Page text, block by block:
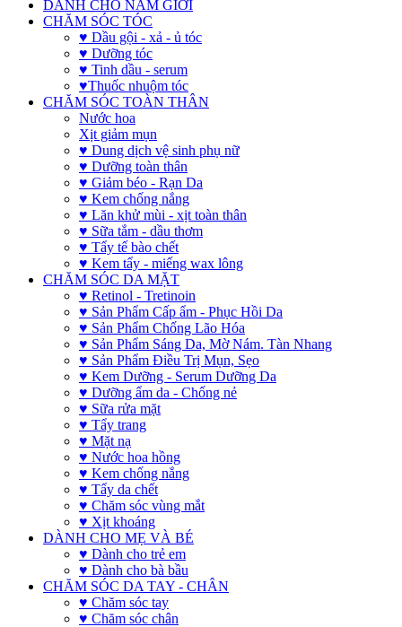
DÀNH CHO NAM GIỚI
CHĂM SÓC TÓC
♥ Dầu gội - xả - ủ tóc
♥ Dưỡng tóc
♥ Tinh dầu - serum
♥Thuốc nhuộm tóc
CHĂM SÓC TOÀN THÂN
Nước hoa
Xịt giảm mụn
♥ Dung dịch vệ sinh phụ nữ
♥ Dưỡng toàn thân
♥ Giảm béo - Rạn Da
♥ Kem chống nắng
♥ Lăn khử mùi - xịt toàn thân
♥ Sữa tắm - dầu thơm
♥ Tẩy tế bào chết
♥ Kem tẩy - miếng wax lông
CHĂM SÓC DA MẶT
♥ Retinol - Tretinoin
♥ Sản Phẩm Cấp ẩm - Phục Hồi Da
♥ Sản Phẩm Chống Lão Hóa
♥ Sản Phẩm Sáng Da, Mờ Nám. Tàn Nhang
♥ Sản Phẩm Điều Trị Mụn, Sẹo
♥ Kem Dưỡng - Serum Dưỡng Da
♥ Dưỡng ẩm da - Chống nẻ
♥ Sữa rửa mặt
♥ Tẩy trang
♥ Mặt nạ
♥ Nước hoa hồng
♥ Kem chống nắng
♥ Tẩy da chết
♥ Chăm sóc vùng mắt
♥ Xịt khoáng
DÀNH CHO MẸ VÀ BÉ
♥ Dành cho trẻ em
♥ Dành cho bà bầu
CHĂM SÓC DA TAY - CHÂN
♥ Chăm sóc tay
♥ Chăm sóc chân